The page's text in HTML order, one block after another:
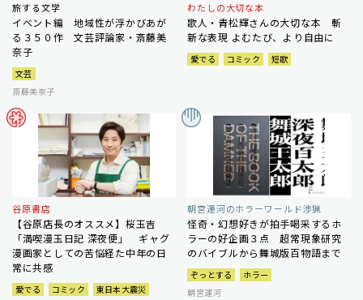
旅する文学
イベント編 地域性が浮かびあが
る３５０作 文芸評論家・斎藤美
奈子
文芸
斎藤美奈子
わたしの大切な本
歌人・青松輝さんの大切な本 斬
新な表現 よむたび、より自由に
愛でる コミック 短歌
谷原書店
【谷原店長のオススメ】桜玉吉
「満喫漫玉日記 深夜便」 ギャグ
漫画家としての苦悩経た中年の日
常に共感
愛でる コミック 東日本大震災
朝宮運河のホラーワールド渉猟
怪奇・幻想好きが拍手喝采するホ
ラーの好企画３点 超常現象研究
のバイブルから舞城版百物語まで
ぞっとする
ホラー
朝宮運河